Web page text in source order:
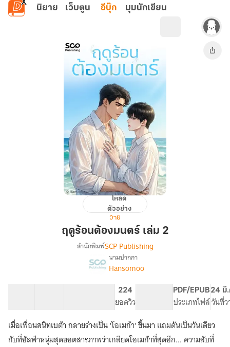
ข้ามไปยังเนื้อหาหลัก
นิยาย เว็บตูน อีบุ๊ก มุมนักเขียน
ต้อง
มนตร์
โหลด
ตัวอย่าง
วาย
ฤดูร้อนต้องมนตร์ เล่ม 2
เรื่อง
ฤดู
ร้อน
ต้อง
มนตร์
สำนักพิมพ์SCP Publishing
นามปากกา
Hansomoo
224
ยอดวิว
PDF/EPUB
ประเภทไฟล์
24 มี
วันที่ว
เมื่อเพื่อนสนิทเบต้า กลายร่างเป็น 'โอเมก้า' ขึ้นมา แถมดันเป็นวันเดียว
กับที่อัลฟ่าหนุ่มสุดฮอตสารภาพว่าเกลียดโอเมก้าที่สุดอีก... ความลับที่